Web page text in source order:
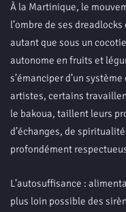
À la Martinique, le
l’ombre de ses
autant que sous un
autonome en fruits et
s’émanciper d’un
artistes, certains
le bakoua, taillent leurs
d’échanges, de
profondément
L’autosuffisance :
plus loin possible des